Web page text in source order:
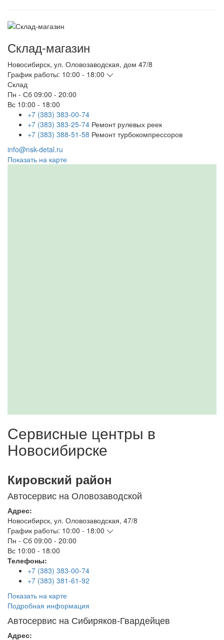
Склад-магазин
Новосибирск, ул. Оловозаводская, дом 47/8
График работы: 10:00 - 18:00
Склад
Пн - Сб 09:00 - 20:00
Вс 10:00 - 18:00
+7 (383) 383-00-74
+7 (383) 383-25-74 Ремонт рулевых реек
+7 (383) 388-51-58 Ремонт турбокомпрессоров
info@nsk-detal.ru
Показать на карте
Сервисные центры в
Новосибирске
Кировский район
Автосервис на Оловозаводской
Адрес:
Новосибирск, ул. Оловозаводская, 47/8
График работы: 10:00 - 18:00
Пн - Сб 09:00 - 20:00
Вс 10:00 - 18:00
Телефоны:
+7 (383) 383-00-74
+7 (383) 381-61-92
Показать на карте
Подробная информация
Автосервис на Сибиряков-Гвардейцев
Адрес: